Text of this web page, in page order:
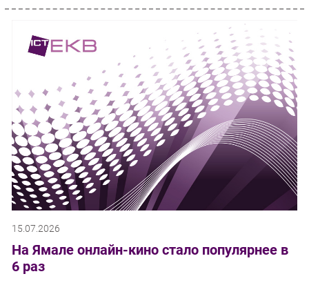
15.07.2026
На Ямале онлайн-кино стало популярнее в
6 раз